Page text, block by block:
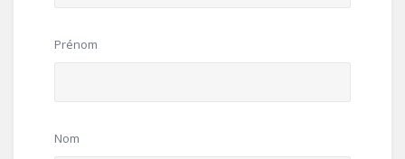
Prénom
Nom